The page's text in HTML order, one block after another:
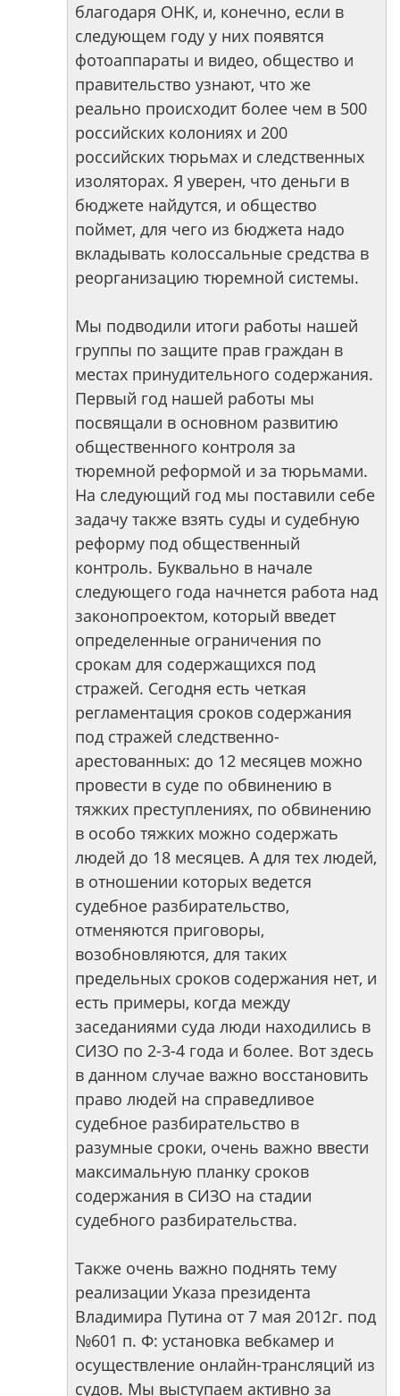
благодаря ОНК, и, конечно, если в
следующем году у них появятся
фотоаппараты и видео, общество и
правительство узнают, что же
реально происходит более чем в 500
российских колониях и 200
российских тюрьмах и следственных
изоляторах. Я уверен, что деньги в
бюджете найдутся, и общество
поймет, для чего из бюджета надо
вкладывать колоссальные средства в
реорганизацию тюремной системы.
Мы подводили итоги работы нашей
группы по защите прав граждан в
местах принудительного содержания.
Первый год нашей работы мы
посвящали в основном развитию
общественного контроля за
тюремной реформой и за тюрьмами.
На следующий год мы поставили себе
задачу также взять суды и судебную
реформу под общественный
контроль. Буквально в начале
следующего года начнется работа над
законопроектом, который введет
определенные ограничения по
срокам для содержащихся под
стражей. Сегодня есть четкая
регламентация сроков содержания
под стражей следственно-
арестованных: до 12 месяцев можно
провести в суде по обвинению в
тяжких преступлениях, по обвинению
в особо тяжких можно содержать
людей до 18 месяцев. А для тех людей,
в отношении которых ведется
судебное разбирательство,
отменяются приговоры,
возобновляются, для таких
предельных сроков содержания нет, и
есть примеры, когда между
заседаниями суда люди находились в
СИЗО по 2-3-4 года и более. Вот здесь
в данном случае важно восстановить
право людей на справедливое
судебное разбирательство в
разумные сроки, очень важно ввести
максимальную планку сроков
содержания в СИЗО на стадии
судебного разбирательства.
Также очень важно поднять тему
реализации Указа президента
Владимира Путина от 7 мая 2012г. под
№601 п. Ф: установка вебкамер и
осуществление онлайн-трансляций из
судов. Мы выступаем активно за